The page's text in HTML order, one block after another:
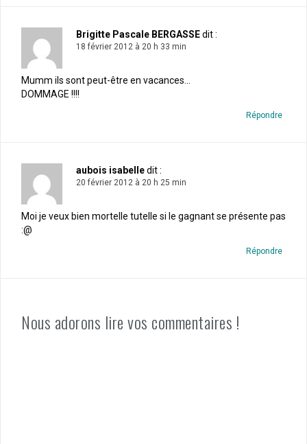
Brigitte Pascale BERGASSEdit :
18 février 2012 à 20 h 33 min
Mumm ils sont peut-être en vacances…
DOMMAGE !!!!
Répondre
aubois isabelledit :
20 février 2012 à 20 h 25 min
Moi je veux bien mortelle tutelle si le gagnant se présente pas
:@
Répondre
Nous adorons lire vos commentaires !